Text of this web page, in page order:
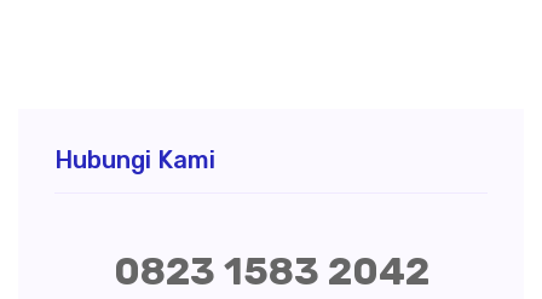
Hubungi Kami
0823 1583 2042